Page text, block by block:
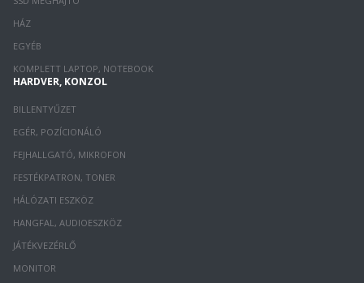
HÁZ
EGYÉB
KOMPLETT LAPTOP, NOTEBOOK
HARDVER, KONZOL
BILLENTYŰZET
EGÉR, POZÍCIONÁLÓ
FEJHALLGATÓ, MIKROFON
FESTÉKPATRON, TONER
HÁLÓZATI ESZKÖZ
HANGFAL, AUDIOESZKÖZ
JÁTÉKVEZÉRLŐ
MONITOR